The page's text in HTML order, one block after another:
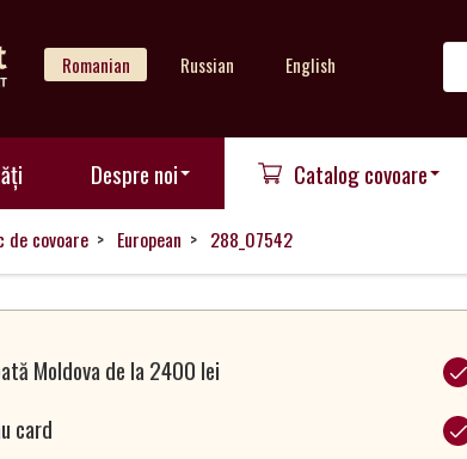
Romanian Russian English
Despre noi Catalog covoare
de covoare European 288_07542
Moldova de la 2400 lei
card